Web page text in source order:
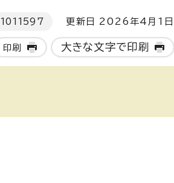
1011597 更新日 2026年4月1日
印刷 大きな文字で印刷